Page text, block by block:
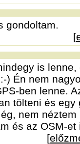
gondoltam.
[
is
) Én nem
ben lenne.
tölteni és
nem
és az OSM-et
[